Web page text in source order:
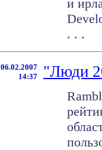
и
. . .
06.02.2007
14:37
"Люди